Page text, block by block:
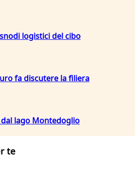
logistici del cibo
fa discutere la filiera
lago Montedoglio
te